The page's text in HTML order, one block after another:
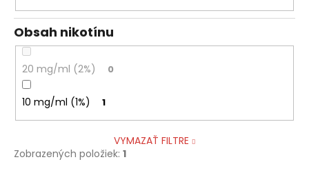
Obsah nikotínu
20 mg/ml (2%) 0
10 mg/ml (1%) 1
VYMAZAŤ FILTRE
Zobrazených položiek: 1
€4,90
Pôvodne:
€5,90